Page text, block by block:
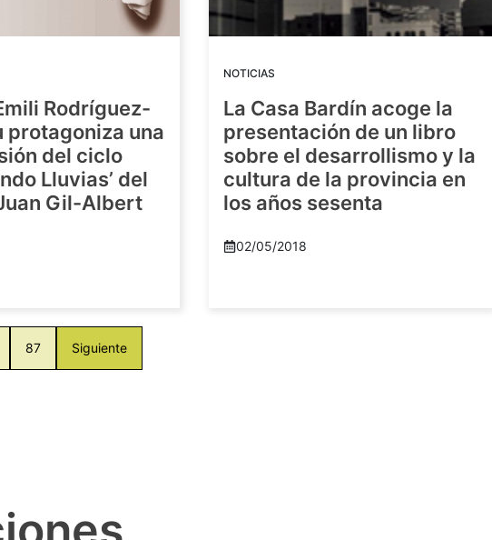
Rodríguez-
protagoniza una
del ciclo
Lluvias’ del
Gil-Albert
NOTICIAS
La Casa Bardín acoge la
presentación de un libro
sobre el desarrollismo y la
cultura de la provincia en
los años sesenta
02/05/2018
87 Siguiente